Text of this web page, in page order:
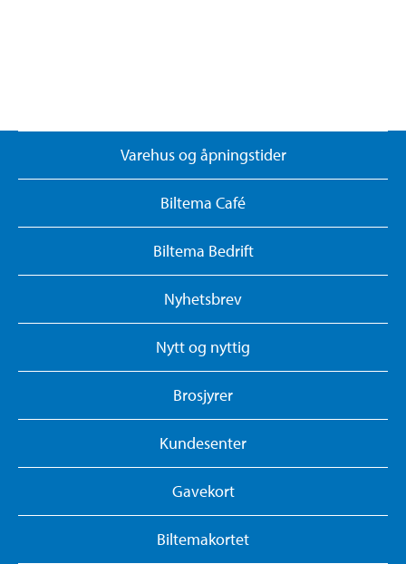
Varehus og åpningstider
Biltema Café
Biltema Bedrift
Nyhetsbrev
Nytt og nyttig
Brosjyrer
Kundesenter
Gavekort
Biltemakortet